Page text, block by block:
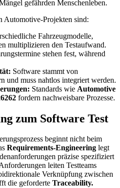
gefährden Menschenleben.
Automotive-Projekten sind:
Fahrzeugmodelle,
multiplizieren den Testaufwand.
stehen fest, während
Software stammt von
und muss nahtlos integriert werden.
Standards wie Automotive
fordern nachweisbare Prozesse.
zum Software Test
beginnt nicht beim
Requirements-Engineering legt
präzise spezifiziert
leiten Testteams
Verknüpfung zwischen
die geforderte Traceability.